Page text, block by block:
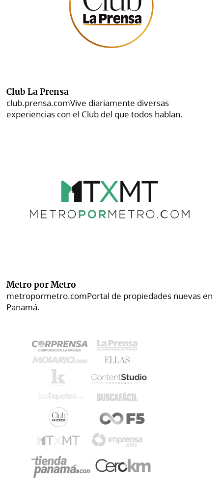
Club La Prensa
club.prensa.comVive diariamente diversas
experiencias con el Club del que todos hablan.
Metro por Metro
metropormetro.comPortal de propiedades nuevas en
Panamá.